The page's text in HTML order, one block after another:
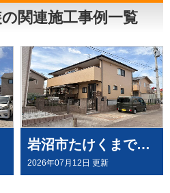
外壁塗装
屋根塗装
関連施工事例一覧
岩沼市たけくまで、外壁にウルトラペイントシリーズ無機塗料「ウルトラMUKI＋ウルトラTOP」と、屋根に「ウルトラルーフ＋ウルトラTOP」にて塗装させていただきました。
2026年07月12日 更新